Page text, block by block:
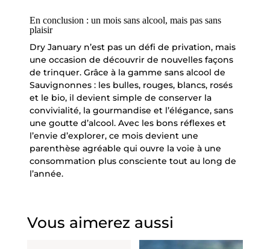
En conclusion : un mois sans alcool, mais pas sans
plaisir
Dry January n’est pas un défi de privation, mais
une occasion de découvrir de nouvelles façons
de trinquer. Grâce à la gamme sans alcool de
Sauvignonnes : les bulles, rouges, blancs, rosés
et le bio, il devient simple de conserver la
convivialité, la gourmandise et l’élégance, sans
une goutte d’alcool. Avec les bons réflexes et
l’envie d’explorer, ce mois devient une
parenthèse agréable qui ouvre la voie à une
consommation plus consciente tout au long de
l’année.
Vous aimerez aussi